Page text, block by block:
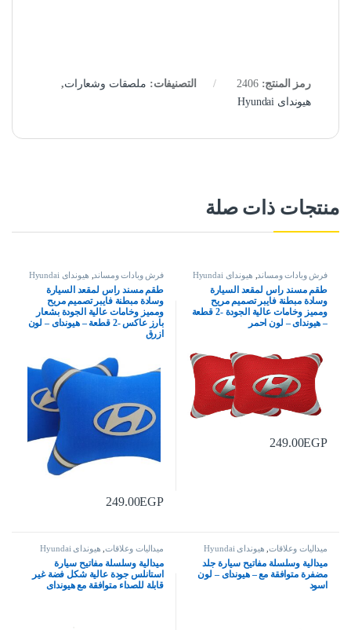
رمز المنتج:2406 التصنيفات: ملصقات وشعارات,
هيونداى Hyundai
منتجات ذات صلة
فرش وبادات ومساند هيونداى Hyundai
طقم مسند راس لمقعد السيارة
وسادة مبطنة فايبر تصميم مريح
ومميز وخامات عالية الجودة -2 قطعة
– هيونداى – لون احمر
249.00EGP
فرش وبادات ومساند هيونداى Hyundai
طقم مسند راس لمقعد السيارة
وسادة مبطنة فايبر تصميم مريح
ومميز وخامات عالية الجودة بشعار
بارز عاكس -2 قطعة – هيونداى – لون
ازرق
249.00EGP
ميداليات وعلاقات, هيونداى Hyundai
ميدالية وسلسلة مفاتيح سيارة جلد
مضفرة متوافقة مع – هيونداى – لون
اسود
ميداليات وعلاقات, هيونداى Hyundai
ميدالية وسلسلة مفاتيح سيارة
استانلس جودة عالية شكل فضة غير
قابلة للصداء متوافقة مع هيونداى